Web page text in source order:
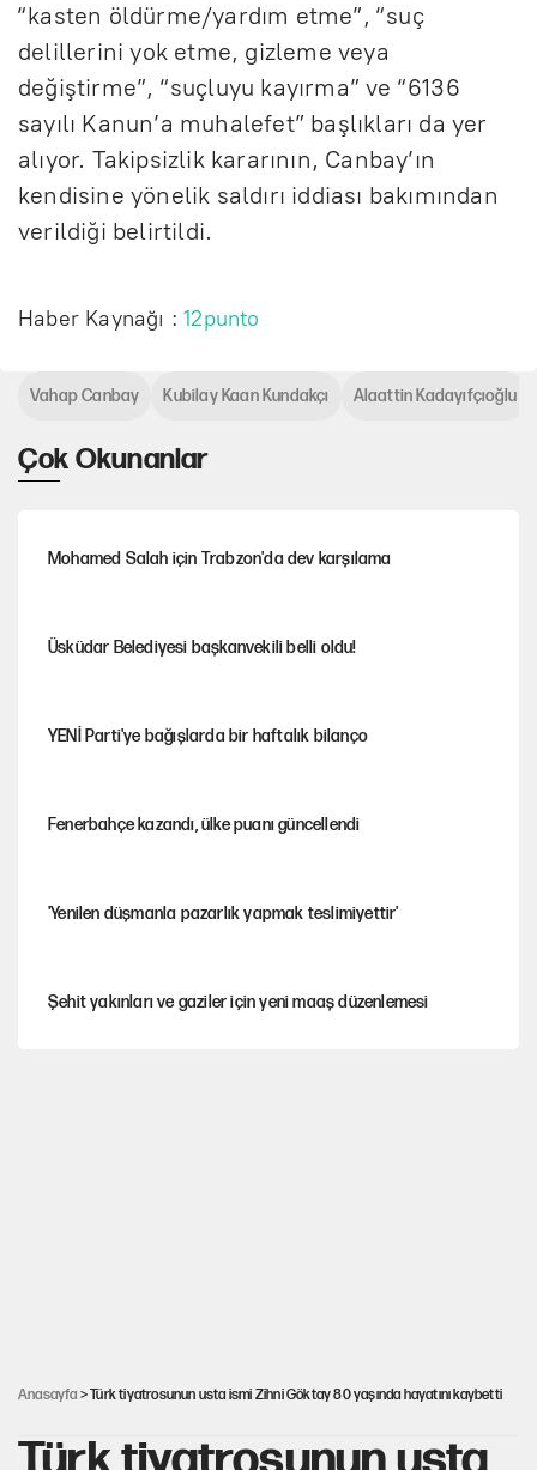
“kasten öldürme/yardım etme”, “suç
delillerini yok etme, gizleme veya
değiştirme”, “suçluyu kayırma” ve “6136
sayılı Kanun’a muhalefet” başlıkları da yer
alıyor. Takipsizlik kararının, Canbay’ın
kendisine yönelik saldırı iddiası bakımından
verildiği belirtildi.
Haber Kaynağı :12punto
Çok Okunanlar
Mohamed Salah için Trabzon'da dev karşılama
Üsküdar Belediyesi başkanvekili belli oldu!
YENİ Parti'ye bağışlarda bir haftalık bilanço
Fenerbahçe kazandı, ülke puanı güncellendi
'Yenilen düşmanla pazarlık yapmak teslimiyettir'
Şehit yakınları ve gaziler için yeni maaş düzenlemesi
Vahap Canbay Kubilay Kaan Kundakçı Alaattin Kadayıfçıoğlu
Anasayfa > Türk tiyatrosunun usta ismi Zihni Göktay 80 yaşında hayatını kaybetti